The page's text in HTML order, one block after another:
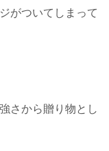
がついてしまって
さから贈り物とし